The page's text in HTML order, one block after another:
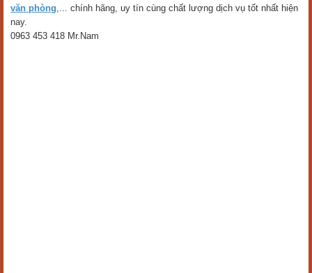
văn phòng,... chính hãng, uy tín cùng chất lượng dịch vụ tốt nhất hiện
nay.
0963 453 418 Mr.Nam